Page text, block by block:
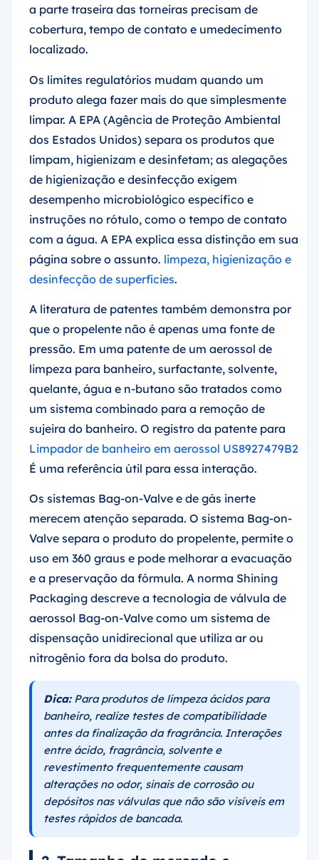
a parte traseira das torneiras precisam de
cobertura, tempo de contato e umedecimento
localizado.
Os limites regulatórios mudam quando um
produto alega fazer mais do que simplesmente
limpar. A EPA (Agência de Proteção Ambiental
dos Estados Unidos) separa os produtos que
limpam, higienizam e desinfetam; as alegações
de higienização e desinfecção exigem
desempenho microbiológico específico e
instruções no rótulo, como o tempo de contato
com a água. A EPA explica essa distinção em sua
página sobre o assunto. limpeza, higienização e
desinfecção de superfícies.
A literatura de patentes também demonstra por
que o propelente não é apenas uma fonte de
pressão. Em uma patente de um aerossol de
limpeza para banheiro, surfactante, solvente,
quelante, água e n-butano são tratados como
um sistema combinado para a remoção de
sujeira do banheiro. O registro da patente para
Limpador de banheiro em aerossol US8927479B2
É uma referência útil para essa interação.
Os sistemas Bag-on-Valve e de gás inerte
merecem atenção separada. O sistema Bag-on-
Valve separa o produto do propelente, permite o
uso em 360 graus e pode melhorar a evacuação
e a preservação da fórmula. A norma Shining
Packaging descreve a tecnologia de válvula de
aerossol Bag-on-Valve como um sistema de
dispensação unidirecional que utiliza ar ou
nitrogênio fora da bolsa do produto.
Dica:Para produtos de limpeza ácidos para
banheiro, realize testes de compatibilidade
antes da finalização da fragrância. Interações
entre ácido, fragrância, solvente e
revestimento frequentemente causam
alterações no odor, sinais de corrosão ou
depósitos nas válvulas que não são visíveis em
testes rápidos de bancada.